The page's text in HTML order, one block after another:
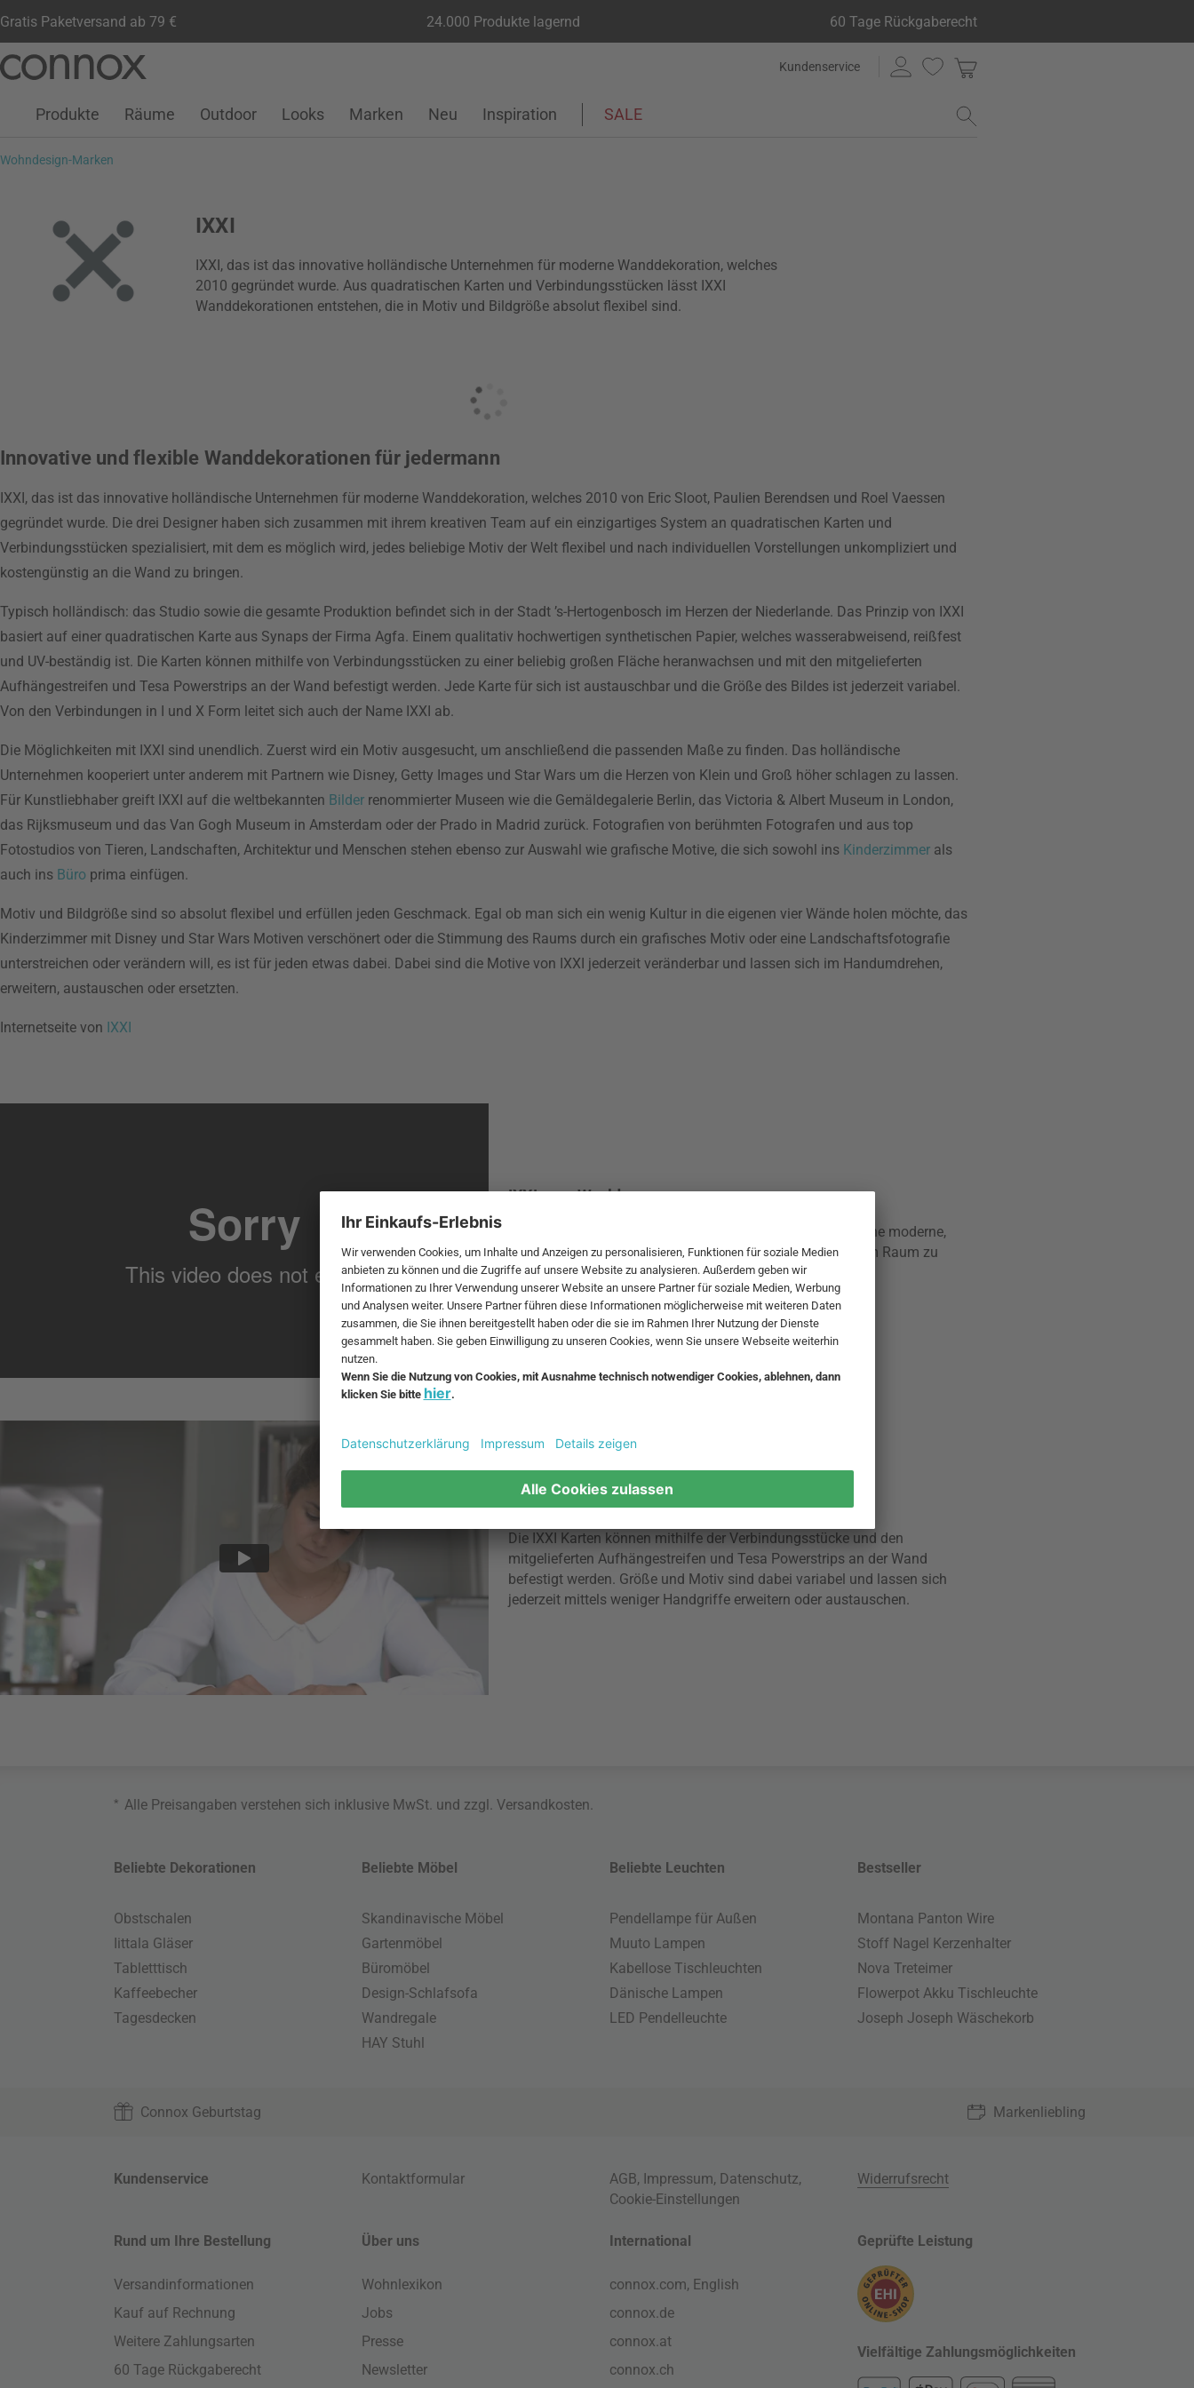
Gratis Paketversand ab 79 € 24.000 Produkte lagernd 60 Tage Rückgaberecht
Seiteninhalt
Suchfeld
Kundenservice
Kundenkonto
Wunschliste
Warenkorb
Produkte Räume Outdoor Looks Marken Neu Inspiration SALE
Wohndesign-Marken
IXXI
IXXI, das ist das innovative holländische Unternehmen für moderne Wanddekoration, welches
2010 gegründet wurde. Aus quadratischen Karten und Verbindungsstücken lässt IXXI
Wanddekorationen entstehen, die in Motiv und Bildgröße absolut flexibel sind.
Innovative und flexible Wanddekorationen für jedermann
IXXI, das ist das innovative holländische Unternehmen für moderne Wanddekoration, welches 2010 von Eric Sloot, Paulien Berendsen und Roel Vaessen
gegründet wurde. Die drei Designer haben sich zusammen mit ihrem kreativen Team auf ein einzigartiges System an quadratischen Karten und
Verbindungsstücken spezialisiert, mit dem es möglich wird, jedes beliebige Motiv der Welt flexibel und nach individuellen Vorstellungen unkompliziert und
kostengünstig an die Wand zu bringen.
Typisch holländisch: das Studio sowie die gesamte Produktion befindet sich in der Stadt ’s-Hertogenbosch im Herzen der Niederlande. Das Prinzip von IXXI
basiert auf einer quadratischen Karte aus Synaps der Firma Agfa. Einem qualitativ hochwertigen synthetischen Papier, welches wasserabweisend, reißfest
und UV-beständig ist. Die Karten können mithilfe von Verbindungsstücken zu einer beliebig großen Fläche heranwachsen und mit den mitgelieferten
Aufhängestreifen und Tesa Powerstrips an der Wand befestigt werden. Jede Karte für sich ist austauschbar und die Größe des Bildes ist jederzeit variabel.
Von den Verbindungen in I und X Form leitet sich auch der Name IXXI ab.
Die Möglichkeiten mit IXXI sind unendlich. Zuerst wird ein Motiv ausgesucht, um anschließend die passenden Maße zu finden. Das holländische
Unternehmen kooperiert unter anderem mit Partnern wie Disney, Getty Images und Star Wars um die Herzen von Klein und Groß höher schlagen zu lassen.
Für Kunstliebhaber greift IXXI auf die weltbekannten Bilder renommierter Museen wie die Gemäldegalerie Berlin, das Victoria & Albert Museum in London,
das Rijksmuseum und das Van Gogh Museum in Amsterdam oder der Prado in Madrid zurück. Fotografien von berühmten Fotografen und aus top
Fotostudios von Tieren, Landschaften, Architektur und Menschen stehen ebenso zur Auswahl wie grafische Motive, die sich sowohl ins Kinderzimmer als
auch ins Büro prima einfügen.
Motiv und Bildgröße sind so absolut flexibel und erfüllen jeden Geschmack. Egal ob man sich ein wenig Kultur in die eigenen vier Wände holen möchte, das
Kinderzimmer mit Disney und Star Wars Motiven verschönert oder die Stimmung des Raums durch ein grafisches Motiv oder eine Landschaftsfotografie
unterstreichen oder verändern will, es ist für jeden etwas dabei. Dabei sind die Motive von IXXI jederzeit veränderbar und lassen sich im Handumdrehen,
erweitern, austauschen oder ersetzten.
Internetseite von IXXI
IXXI your World
IXXI verwandelt die ganze Welt in eine Wanddekoration! Eine moderne,
innovative Art, die Lieblingsbilder oder Kunstwerke in jedem Raum zu
präsentieren.
Die IXXI Karten können mithilfe der Verbindungsstücke und den
mitgelieferten Aufhängestreifen und Tesa Powerstrips an der Wand
befestigt werden. Größe und Motiv sind dabei variabel und lassen sich
jederzeit mittels weniger Handgriffe erweitern oder austauschen.
* Alle Preisangaben verstehen sich inklusive MwSt. und zzgl.Versandkosten.
Beliebte Dekorationen
Obstschalen
Iittala Gläser
Tabletttisch
Kaffeebecher
Tagesdecken
Beliebte Möbel
Skandinavische Möbel
Gartenmöbel
Büromöbel
Design-Schlafsofa
Wandregale
HAY Stuhl
Beliebte Leuchten
Pendellampe für Außen
Muuto Lampen
Kabellose Tischleuchten
Dänische Lampen
LED Pendelleuchte
Bestseller
Montana Panton Wire
Stoff Nagel Kerzenhalter
Nova Treteimer
Flowerpot Akku Tischleuchte
Joseph Joseph Wäschekorb
Connox Geburtstag Markenliebling
Kundenservice Kontaktformular AGB, Impressum, Datenschutz,
Cookie-Einstellungen
Widerrufsrecht
Rund um Ihre Bestellung
Versandinformationen
Kauf auf Rechnung
Weitere Zahlungsarten
60 Tage Rückgaberecht
Über uns
Wohnlexikon
Jobs
Presse
Newsletter
International
connox.com, English
connox.de
connox.at
connox.ch
Geprüfte Leistung
Vielfältige Zahlungsmöglichkeiten